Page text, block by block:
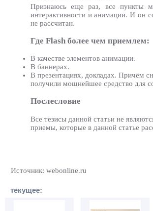
Признаюсь еще раз, все пункты
интерактивности и анимации. И он
не рассчитан.
Где Flash более чем приемлем:
В качестве элементов анимации.
В баннерах.
В презентациях, докладах. Причем
получили мощнейшее средство для
Послесловие
Все тезисы данной статьи не
приемы, которые в данной статье
Источник: webonline.ru
текущее: